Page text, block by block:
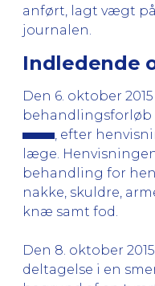
anført, lagt vægt
journalen.
Indledende
Den 6. oktober
behandlingsforløb
, efter
læge.
behandling for
nakke, skuldre,
knæ samt fod.
Den 8. oktober
deltagelse i en